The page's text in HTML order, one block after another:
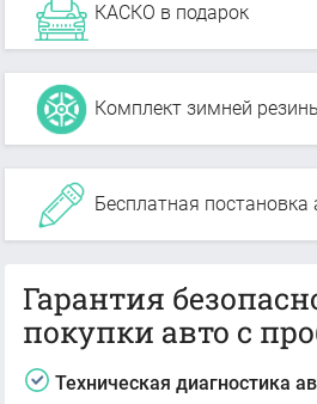
КАСКО в подарок
Комплект зимней
Бесплатная постановка
Гарантия
покупки авто с
Техническая диагностика